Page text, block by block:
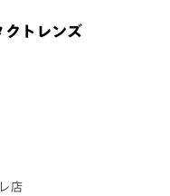
クトレンズ
店